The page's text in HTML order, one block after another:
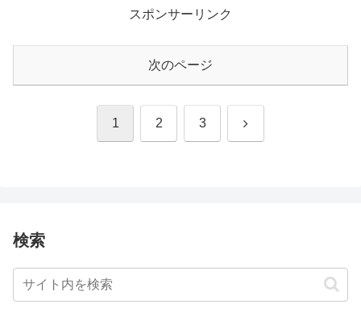
スポンサーリンク
次のページ
1 2 3 次
検索